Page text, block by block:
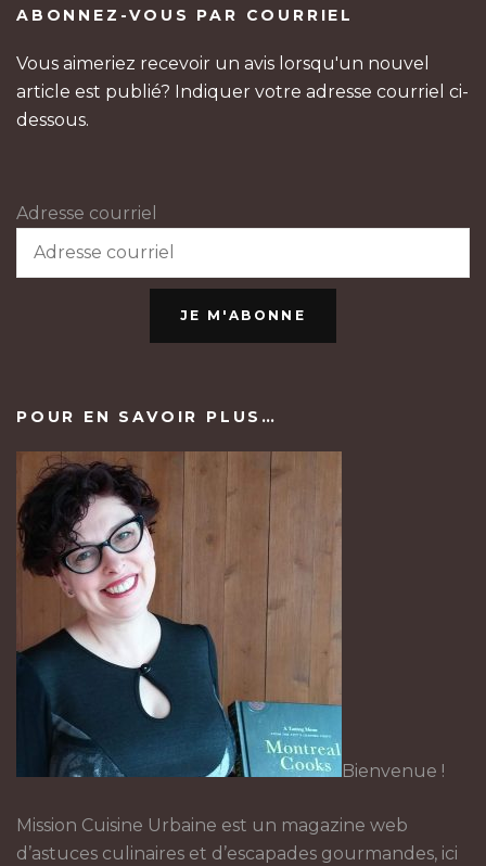
ABONNEZ-VOUS PAR COURRIEL
Vous aimeriez recevoir un avis lorsqu'un nouvel
article est publié? Indiquer votre adresse courriel ci-
dessous.
Adresse courriel
JE M'ABONNE
POUR EN SAVOIR PLUS…
Bienvenue !
Mission Cuisine Urbaine est un magazine web
d’astuces culinaires et d’escapades gourmandes, ici